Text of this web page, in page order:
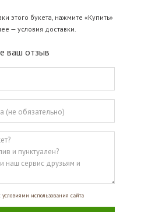
этого букета, нажмите «Купить»
— условия доставки.
ваш отзыв
условиями использования сайта